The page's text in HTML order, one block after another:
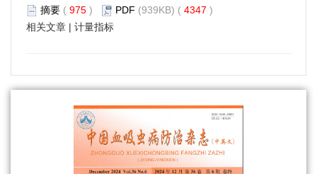
摘要 ( 975 ) PDF (939KB) ( 4347 )
相关文章 | 计量指标